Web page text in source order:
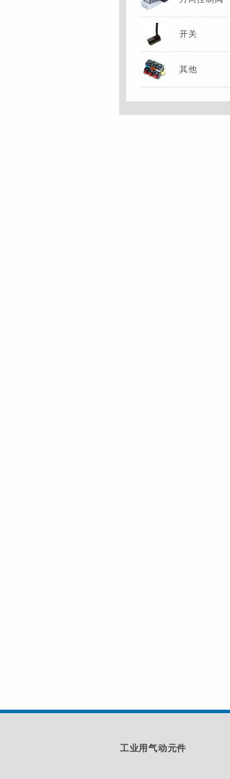
开关
其他
工业用气动元件